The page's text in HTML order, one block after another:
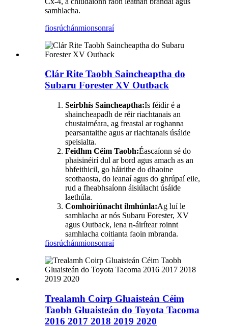
samhlacha.
fiosrúchánmionsonraí
Clár Rite Taobh Saincheaptha do
Subaru Forester XV Outback
Seirbhís Saincheaptha:Is féidir é a
shaincheapadh de réir riachtanais an
chustaiméara, ag freastal ar roghanna
pearsantaithe agus ar riachtanais úsáide
speisialta.
Feidhm Céim Taobh:Éascaíonn sé do
phaisinéirí dul ar bord agus amach as an
bhfeithicil, go háirithe do dhaoine
scothaosta, do leanaí agus do ghrúpaí eile,
rud a fheabhsaíonn áisiúlacht úsáide
laethúla.
Comhoiriúnacht ilmhúnla:Ag luí le
samhlacha ar nós Subaru Forester, XV
agus Outback, lena n-áirítear roinnt
samhlacha coitianta faoin mbranda.
fiosrúchánmionsonraí
Trealamh Coirp Gluaisteán Céim
Taobh Gluaisteán do Toyota Tacoma
2016 2017 2018 2019 2020